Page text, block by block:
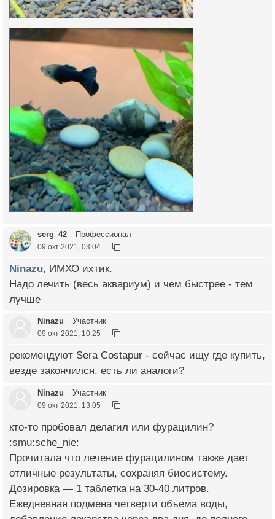
serg_42 Профессионал
09 окт 2021, 03:04
Ninazu, ИМХО ихтик.
Надо лечить (весь аквариум) и чем быстрее - тем
лучше
Ninazu Участник
09 окт 2021, 10:25
рекомендуют Sera Costapur - сейчас ищу где купить,
везде закончился. есть ли аналоги?
Ninazu Участник
09 окт 2021, 13:05
кто-то пробовал делагил или фурацилин?
:smu:sche_nie:
Прочитала что лечение фурацилином также дает
отличные результаты, сохраняя биосистему.
Дозировка — 1 таблетка на 30-40 литров.
Ежедневная подмена четверти объема воды,